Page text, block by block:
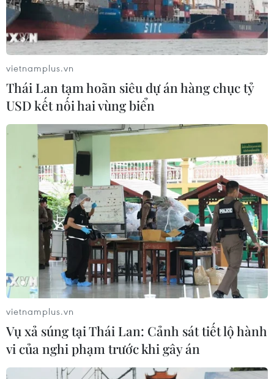
vietnamplus.vn
Thái Lan tạm hoãn siêu dự án hàng chục tỷ
USD kết nối hai vùng biển
vietnamplus.vn
Vụ xả súng tại Thái Lan: Cảnh sát tiết lộ hành
vi của nghi phạm trước khi gây án